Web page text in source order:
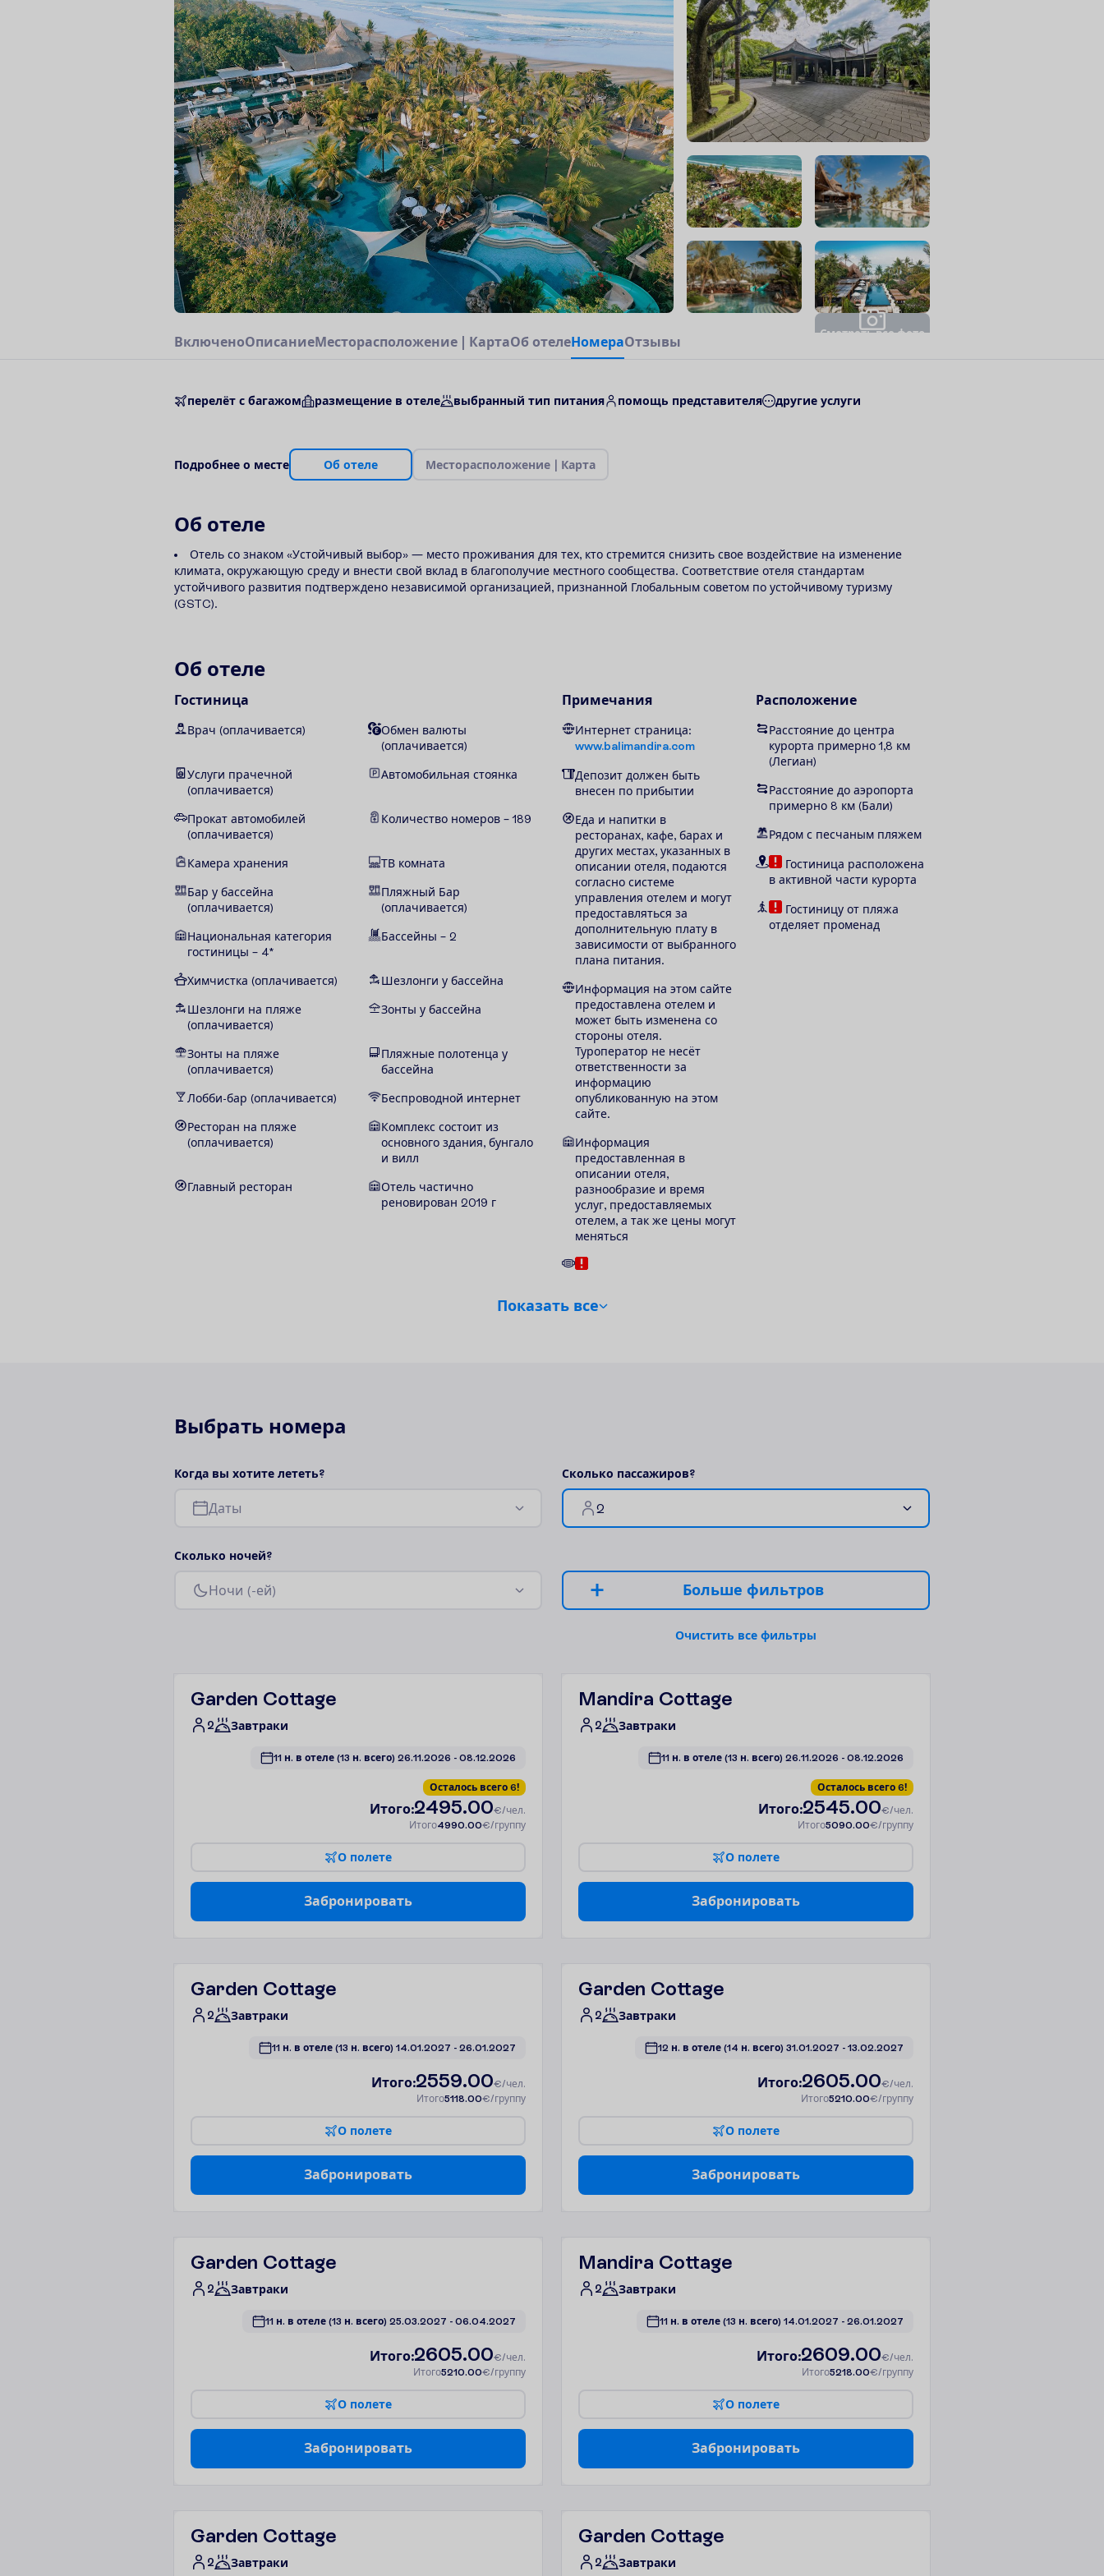
Смотреть все фото
ВключеноОписаниеМесторасположение КартаОб отелеНомераОтзывы
перелёт с багажом размещение в отеле выбранный тип питания помощь представителя другие услуги
Подробнее о месте Об отеле Месторасположение Карта
Об отеле
Отель со знаком «Устойчивый выбор» — место проживания для тех, кто стремится снизить свое воздействие на изменение
климата, окружающую среду и внести свой вклад в благополучие местного сообщества. Соответствие отеля стандартам
устойчивого развития подтверждено независимой организацией, признанной Глобальным советом по устойчивому туризму
(GSTC).
Об отеле
Гостиница
Врач (оплачивается)
Обмен валюты
(оплачивается)
Услуги прачечной
(оплачивается)
Автомобильная стоянка
Прокат автомобилей
(оплачивается)
Количество номеров – 189
Камера хранения ТВ комната
Бар у бассейна
(оплачивается)
Пляжный Бар
(оплачивается)
Национальная категория
гостиницы – 4*
Бассейны – 2
Химчистка (оплачивается) Шезлонги у бассейна
Шезлонги на пляже
(оплачивается)
Зонты у бассейна
Зонты на пляже
(оплачивается)
Пляжные полотенца у
бассейна
Лобби-бар (оплачивается) Беспроводной интернет
Ресторан на пляже
(оплачивается)
Комплекс состоит из
основного здания, бунгало
и вилл
Главный ресторан
Отель частично
реновирован 2019 г
Примечания
Интернет страница:
www.balimandira.com
Депозит должен быть
внесен по прибытии
Еда и напитки в
ресторанах, кафе, барах и
других местах, указанных в
описании отеля, подаются
согласно системе
управления отелем и могут
предоставляться за
дополнительную плату в
зависимости от выбранного
плана питания.
Информация на этом сайте
предоставлена отелем и
может быть изменена со
стороны отеля.
Туроператор не несёт
ответственности за
информацию
опубликованную на этом
сайте.
Информация
предоставленная в
описании отеля,
разнообразие и время
услуг, предоставляемых
отелем, а так же цены могут
меняться
Расположение
Расстояние до центра
курорта примерно 1,8 км
(Легиан)
Расстояние до аэропорта
примерно 8 км (Бали)
Рядом с песчаным пляжем
Гостиница расположена
в активной части курорта
Гостиницу от пляжа
отделяет променад
Показать все
Выбрать номера
Когда вы хотите лететь?
Даты
Сколько пассажиров?
2
Сколько ночей?
Ночи (-ей) Больше фильтров
Очистить все фильтры
Garden Cottage
2 Завтраки
11 н. в отеле (13 н. всего) 26.11.2026 - 08.12.2026
Осталось всего 6!
Итого:2495.00€/чел.
Итого4990.00€/группу
О полете
Забронировать
Mandira Cottage
2 Завтраки
11 н. в отеле (13 н. всего) 26.11.2026 - 08.12.2026
Осталось всего 6!
Итого:2545.00€/чел.
Итого5090.00€/группу
О полете
Забронировать
Garden Cottage
2 Завтраки
11 н. в отеле (13 н. всего) 14.01.2027 - 26.01.2027
Итого:2559.00€/чел.
Итого5118.00€/группу
О полете
Забронировать
Garden Cottage
2 Завтраки
12 н. в отеле (14 н. всего) 31.01.2027 - 13.02.2027
Итого:2605.00€/чел.
Итого5210.00€/группу
О полете
Забронировать
Garden Cottage
2 Завтраки
11 н. в отеле (13 н. всего) 25.03.2027 - 06.04.2027
Итого:2605.00€/чел.
Итого5210.00€/группу
О полете
Забронировать
Mandira Cottage
2 Завтраки
11 н. в отеле (13 н. всего) 14.01.2027 - 26.01.2027
Итого:2609.00€/чел.
Итого5218.00€/группу
О полете
Забронировать
Garden Cottage
2 Завтраки
Garden Cottage
2 Завтраки